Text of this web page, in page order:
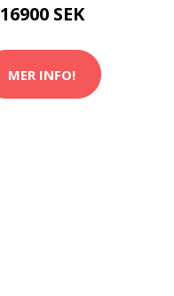
16900 SEK
MER INFO!